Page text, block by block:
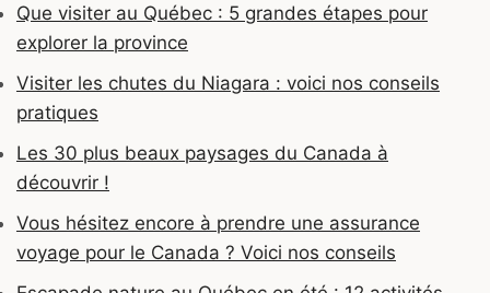
Que visiter au Québec : 5 grandes étapes pour
explorer la province
Visiter les chutes du Niagara : voici nos conseils
pratiques
Les 30 plus beaux paysages du Canada à
découvrir !
Vous hésitez encore à prendre une assurance
voyage pour le Canada ? Voici nos conseils